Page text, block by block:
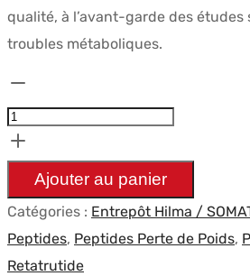
est :
$91.18.
qualité, à l’avant-garde des études
troubles métaboliques.
de
10mg
-
HILMA
Ajouter au panier
Catégories : Entrepôt Hilma /
Peptides, Peptides Perte de Poids,
Retatrutide